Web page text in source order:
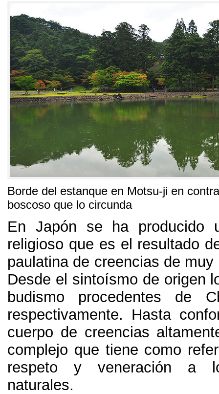
Borde del estanque en Motsu-ji en
boscoso que lo circunda
En Japón se ha producido
religioso que es el resultado
paulatina de creencias de
Desde el sintoísmo de origen
budismo procedentes de
respectivamente. Hasta
cuerpo de creencias
complejo que tiene como
respeto y veneración a
naturales.